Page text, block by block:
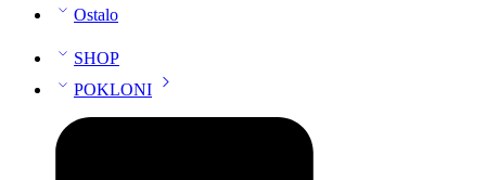
Ostalo
SHOP
POKLONI